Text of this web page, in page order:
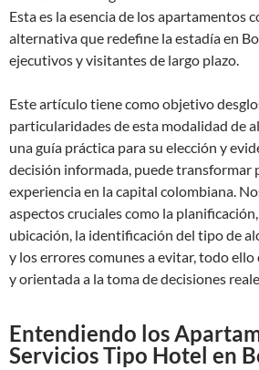
Esta es la esencia de los apartamentos
alternativa que redefine la estadía en
ejecutivos y visitantes de largo plazo.
Este artículo tiene como objetivo
particularidades de esta modalidad de
una guía práctica para su elección y
decisión informada, puede transformar
experiencia en la capital colombiana.
aspectos cruciales como la
ubicación, la identificación del tipo de
y los errores comunes a evitar, todo
y orientada a la toma de decisiones
Entendiendo los
Servicios Tipo Hotel en